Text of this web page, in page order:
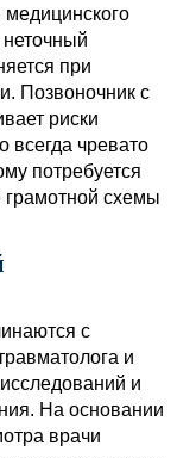
медицинского
при
Позвоночник с
риски
всегда чревато
потребуется
грамотной схемы
с
и
и
На основании
врачи